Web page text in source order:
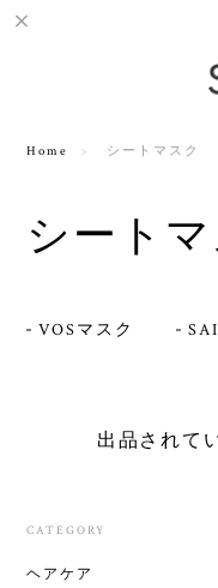
Home シートマスク
シート
VOSマスク
出品されて
CATEGORY
ヘアケア